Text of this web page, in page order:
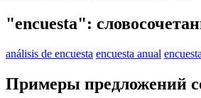
"encuesta":
análisis de encuesta encuesta anual
Примеры предложений